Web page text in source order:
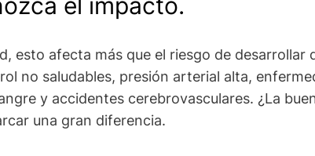
esto afecta más que el riesgo de desarrollar
no saludables, presión arterial alta,
y accidentes cerebrovasculares. ¿La
una gran diferencia.